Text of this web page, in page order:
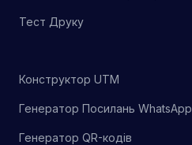
Тест Друку
Конструктор UTM
Генератор Посилань WhatsApp
Генератор QR-кодів